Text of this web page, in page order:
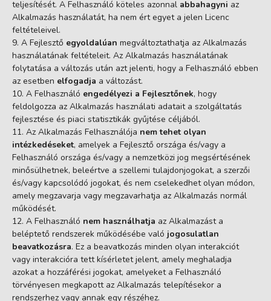
teljesítését. A Felhasználó köteles azonnal abbahagyni az
Alkalmazás használatát, ha nem ért egyet a jelen Licenc
feltételeivel.
A Fejlesztő egyoldalúan megváltoztathatja az Alkalmazás
használatának feltételeit. Az Alkalmazás használatának
folytatása a változás után azt jelenti, hogy a Felhasználó ebben
az esetben elfogadja a változást.
A Felhasználó engedélyezi a Fejlesztőnek, hogy
feldolgozza az Alkalmazás használati adatait a szolgáltatás
fejlesztése és piaci statisztikák gyűjtése céljából.
Az Alkalmazás Felhasználója nem tehet olyan
intézkedéseket, amelyek a Fejlesztő országa és/vagy a
Felhasználó országa és/vagy a nemzetközi jog megsértésének
minősülhetnek, beleértve a szellemi tulajdonjogokat, a szerzői
és/vagy kapcsolódó jogokat, és nem cselekedhet olyan módon,
amely megzavarja vagy megzavarhatja az Alkalmazás normál
működését.
A Felhasználó nem használhatja az Alkalmazást a
beléptető rendszerek működésébe való jogosulatlan
beavatkozásra. Ez a beavatkozás minden olyan interakciót
vagy interakcióra tett kísérletet jelent, amely meghaladja
azokat a hozzáférési jogokat, amelyeket a Felhasználó
törvényesen megkapott az Alkalmazás telepítésekor a
rendszerhez vagy annak egy részéhez.